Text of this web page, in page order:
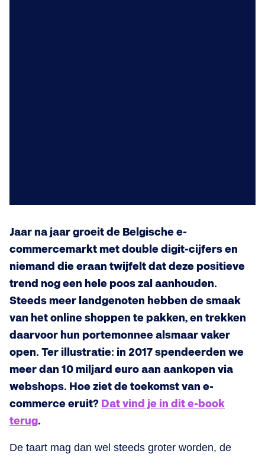
Jaar na jaar groeit de Belgische e-
commercemarkt met double digit-cijfers en
niemand die eraan twijfelt dat deze positieve
trend nog een hele poos zal aanhouden.
Steeds meer landgenoten hebben de smaak
van het online shoppen te pakken, en trekken
daarvoor hun portemonnee alsmaar vaker
open. Ter illustratie: in 2017 spendeerden we
meer dan 10 miljard euro aan aankopen via
webshops. Hoe ziet de toekomst van e-
commerce eruit? Dat vind je in dit e-book
terug.
De taart mag dan wel steeds groter worden, de